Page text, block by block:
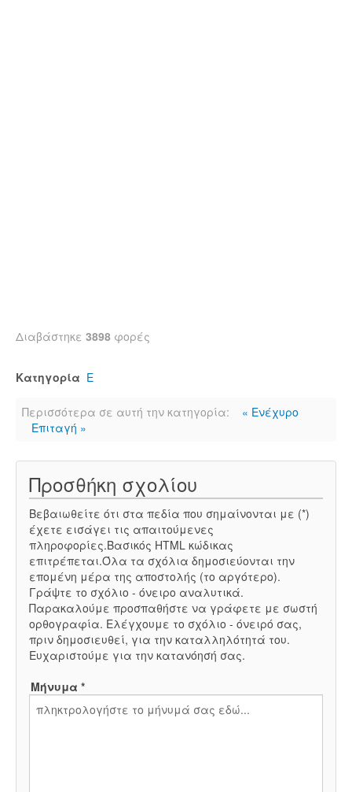
Διαβάστηκε 3898 φορές
Κατηγορία Ε
Περισσότερα σε αυτή την κατηγορία:
« Ενέχυρο
Επιταγή »
Προσθήκη σχολίου
Βεβαιωθείτε ότι στα πεδία που σημαίνονται με (*)
έχετε εισάγει τις απαιτούμενες
πληροφορίες.Βασικός HTML κώδικας
επιτρέπεται.Όλα τα σχόλια δημοσιεύονται την
επομένη μέρα της αποστολής (το αργότερο).
Γράψτε το σχόλιο - όνειρο αναλυτικά.
Παρακαλούμε προσπαθήστε να γράφετε με σωστή
ορθογραφία. Ελέγχουμε το σχόλιο - όνειρό σας,
πριν δημοσιευθεί, για την καταλληλότητά του.
Ευχαριστούμε για την κατανόησή σας.
Μήνυμα *